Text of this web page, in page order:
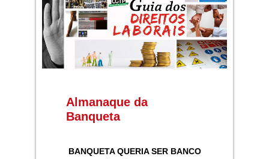
Almanaque da
Banqueta
BANQUETA QUERIA SER BANCO